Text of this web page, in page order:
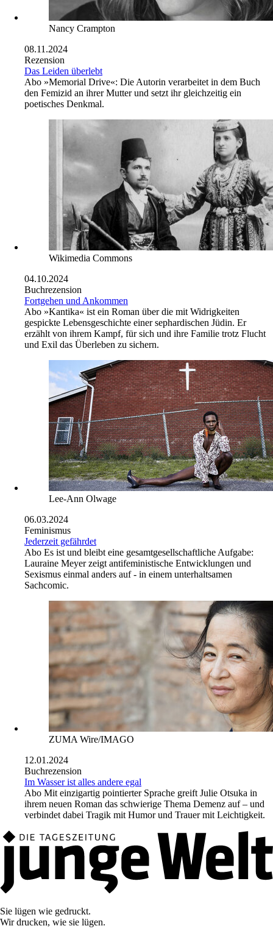
Nancy Crampton
08.11.2024
Rezension
Das Leiden überlebt
Abo »Memorial Drive«: Die Autorin verarbeitet in dem Buch
den Femizid an ihrer Mutter und setzt ihr gleichzeitig ein
poetisches Denkmal.
Wikimedia Commons
04.10.2024
Buchrezension
Fortgehen und Ankommen
Abo »Kantika« ist ein Roman über die mit Widrigkeiten
gespickte Lebensgeschichte einer sephardischen Jüdin. Er
erzählt von ihrem Kampf, für sich und ihre Familie trotz Flucht
und Exil das Überleben zu sichern.
Lee-Ann Olwage
06.03.2024
Feminismus
Jederzeit gefährdet
Abo Es ist und bleibt eine gesamtgesellschaftliche Aufgabe:
Lauraine Meyer zeigt antifeministische Entwicklungen und
Sexismus einmal anders auf - in einem unterhaltsamen
Sachcomic.
ZUMA Wire/IMAGO
12.01.2024
Buchrezension
Im Wasser ist alles andere egal
Abo Mit einzigartig pointierter Sprache greift Julie Otsuka in
ihrem neuen Roman das schwierige Thema Demenz auf – und
verbindet dabei Tragik mit Humor und Trauer mit Leichtigkeit.
Sie lügen wie gedruckt.
Wir drucken, wie sie lügen.